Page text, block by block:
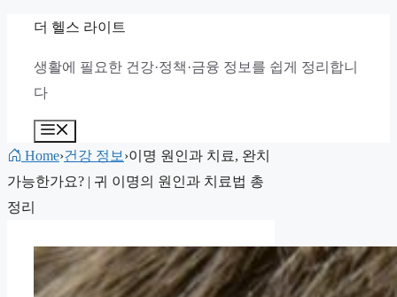
너
뛰
기
더 헬스 라이트
생활에 필요한 건강·정책·금융 정보를 쉽게 정리합니
다
뉴
Home›건강 정보 ›이명 원인과 치료, 완치
가능한가요? | 귀 이명의 원인과 치료법 총
정리